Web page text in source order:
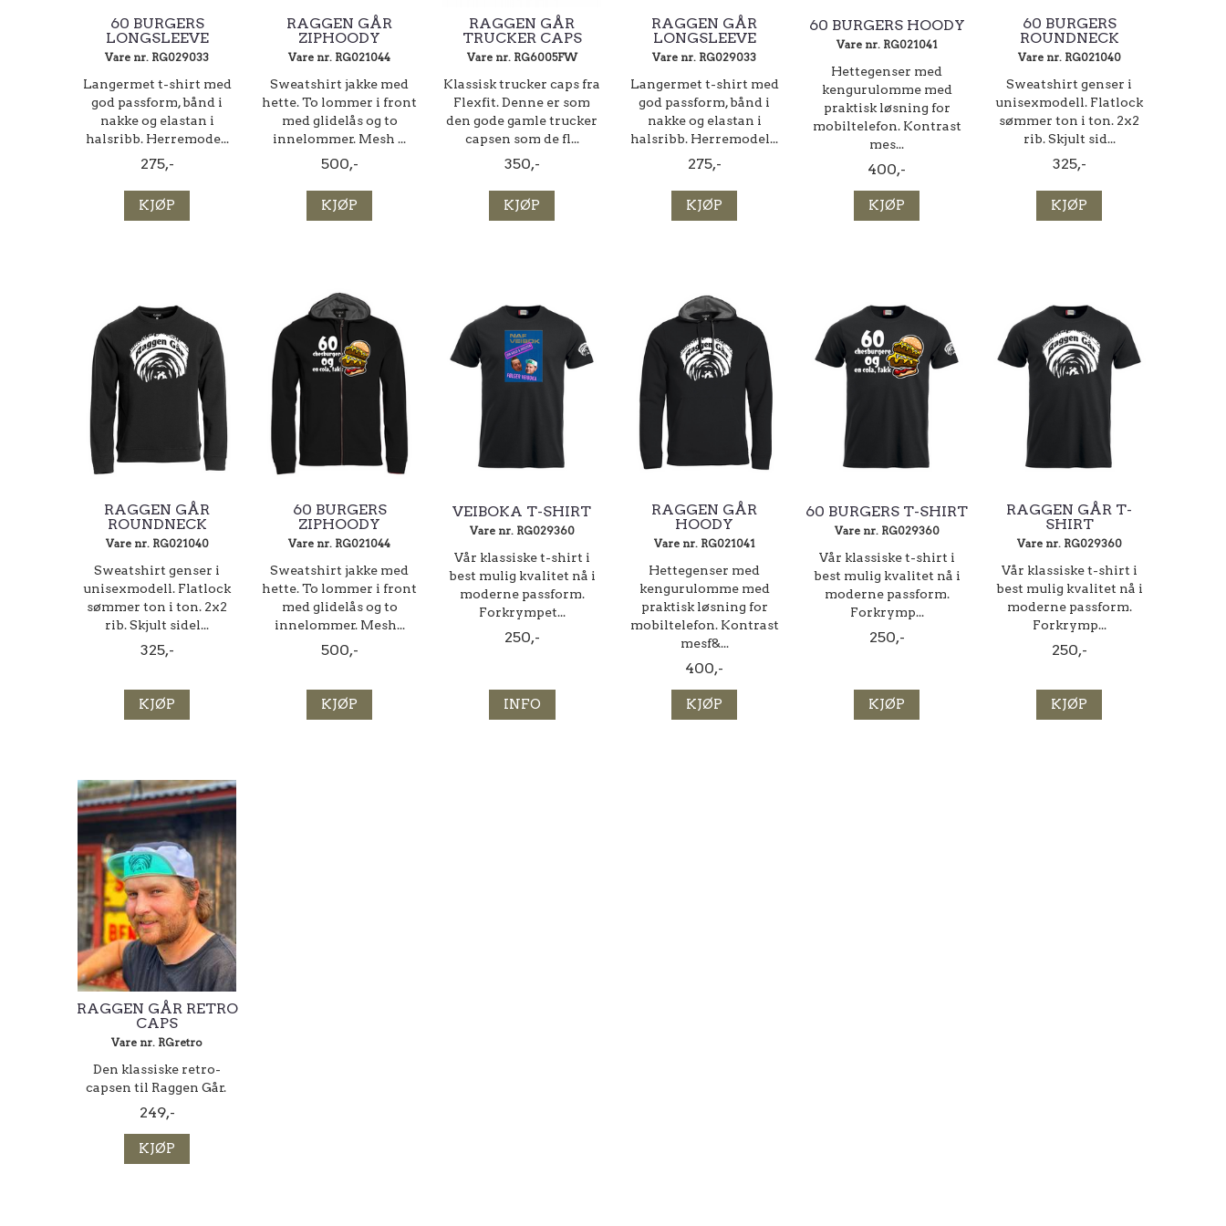
60 BURGERS
LONGSLEEVE
Vare nr. RG029033
Langermet t-shirt med
god passform, bånd i
nakke og elastan i
halsribb. Herremode...
275,-
KJØP
RAGGEN GÅR
ZIPHOODY
Vare nr. RG021044
Sweatshirt jakke med
hette. To lommer i front
med glidelås og to
innelommer. Mesh ...
500,-
KJØP
RAGGEN GÅR
TRUCKER CAPS
Vare nr. RG6005FW
Klassisk trucker caps fra
Flexfit. Denne er som
den gode gamle trucker
capsen som de fl...
350,-
KJØP
RAGGEN GÅR
LONGSLEEVE
Vare nr. RG029033
Langermet t-shirt med
god passform, bånd i
nakke og elastan i
halsribb. Herremodel...
275,-
KJØP
60 BURGERS HOODY
Vare nr. RG021041
Hettegenser med
kengurulomme med
praktisk løsning for
mobiltelefon. Kontrast
mes...
400,-
KJØP
60 BURGERS
ROUNDNECK
Vare nr. RG021040
Sweatshirt genser i
unisexmodell. Flatlock
sømmer ton i ton. 2x2
rib. Skjult sid...
325,-
KJØP
RAGGEN GÅR
ROUNDNECK
Vare nr. RG021040
Sweatshirt genser i
unisexmodell. Flatlock
sømmer ton i ton. 2x2
rib. Skjult sidel...
325,-
KJØP
60 BURGERS
ZIPHOODY
Vare nr. RG021044
Sweatshirt jakke med
hette. To lommer i front
med glidelås og to
innelommer. Mesh...
500,-
KJØP
VEIBOKA T-SHIRT
Vare nr. RG029360
Vår klassiske t-shirt i
best mulig kvalitet nå i
moderne passform.
Forkrympet...
250,-
INFO
RAGGEN GÅR
HOODY
Vare nr. RG021041
Hettegenser med
kengurulomme med
praktisk løsning for
mobiltelefon. Kontrast
mesf&...
400,-
KJØP
60 BURGERS T-SHIRT
Vare nr. RG029360
Vår klassiske t-shirt i
best mulig kvalitet nå i
moderne passform.
Forkrymp...
250,-
KJØP
RAGGEN GÅR T-
SHIRT
Vare nr. RG029360
Vår klassiske t-shirt i
best mulig kvalitet nå i
moderne passform.
Forkrymp...
250,-
KJØP
RAGGEN GÅR RETRO
CAPS
Vare nr. RGretro
​​​​Den klassiske retro-
capsen til Raggen Går.
249,-
KJØP